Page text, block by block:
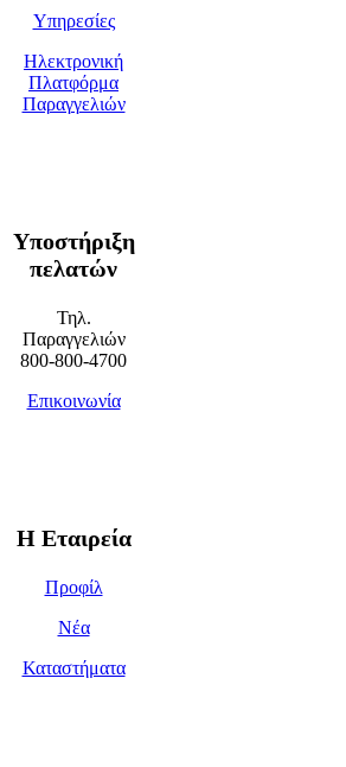
Υπηρεσίες
Ηλεκτρονική
Πλατφόρμα
Παραγγελιών
Υποστήριξη
πελατών
Τηλ.
Παραγγελιών
800-800-4700
Επικοινωνία
Η Εταιρεία
Προφίλ
Νέα
Καταστήματα